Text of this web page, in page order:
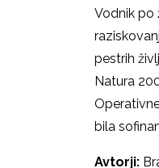
Vodnik po
pestrih
Natura
bila
Avtorji: